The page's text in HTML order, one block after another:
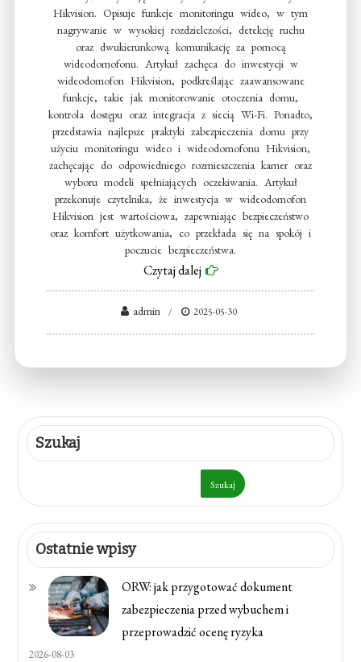
Hikvision. Opisuje funkcje monitoringu wideo, w tym
nagrywanie w wysokiej rozdzielczości, detekcję ruchu
oraz dwukierunkową komunikację za pomocą
wideodomofonu. Artykuł zachęca do inwestycji w
wideodomofon Hikvision, podkreślając zaawansowane
funkcje, takie jak monitorowanie otoczenia domu,
kontrola dostępu oraz integracja z siecią Wi-Fi. Ponadto,
przedstawia najlepsze praktyki zabezpieczenia domu przy
użyciu monitoringu wideo i wideodomofonu Hikvision,
zachęcając do odpowiedniego rozmieszczenia kamer oraz
wyboru modeli spełniających oczekiwania. Artykuł
przekonuje czytelnika, że inwestycja w wideodomofon
Hikvision jest wartościowa, zapewniając bezpieczeństwo
oraz komfort użytkowania, co przekłada się na spokój i
poczucie bezpieczeństwa.
Czytaj dalej
admin 2025-05-30
Szukaj
Szukaj
Ostatnie wpisy
ORW: jak przygotować dokument
zabezpieczenia przed wybuchem i
przeprowadzić ocenę ryzyka
2026-08-03